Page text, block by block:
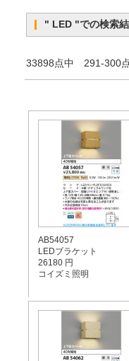
" LED "での検索
33898点中 291-300
AB54057
LEDブラケット
26180 円
コイズミ照明